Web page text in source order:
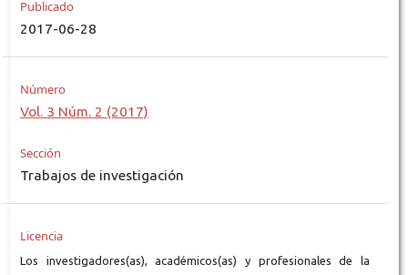
Publicado
2017-06-28
Número
Vol. 3 Núm. 2 (2017)
Sección
Trabajos de investigación
Licencia
Los investigadores(as), académicos(as) y profesionales de la